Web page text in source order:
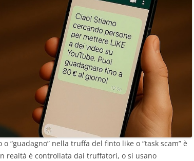
“guadagno” nella truffa del finto like o “task scam” è
realtà è controllata dai truffatori, o si usano